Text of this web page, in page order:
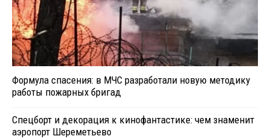
Формула спасения: в МЧС разработали новую методику
работы пожарных бригад
Спецборт и декорация к кинофантастике: чем знаменит
аэропорт Шереметьево